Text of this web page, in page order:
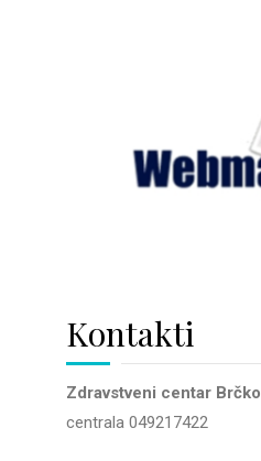
Kontakti
Zdravstveni centar Brčko
centrala 049217422